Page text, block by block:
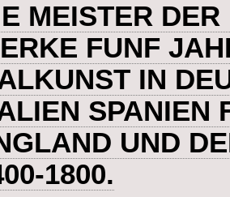
MEISTER
FUNF
IN
SPANIEN
UND
1800.‎